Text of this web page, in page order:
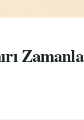
Zamanla